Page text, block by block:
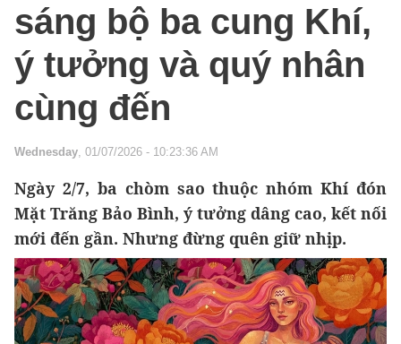
sáng bộ ba cung Khí,
ý tưởng và quý nhân
cùng đến
Wednesday, 01/07/2026 - 10:23:36 AM
Ngày 2/7, ba chòm sao thuộc nhóm Khí đón
Mặt Trăng Bảo Bình, ý tưởng dâng cao, kết nối
mới đến gần. Nhưng đừng quên giữ nhịp.